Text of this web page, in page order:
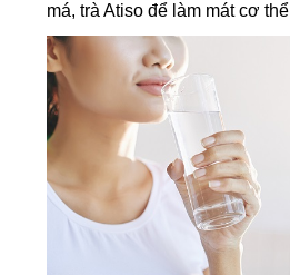
má, trà Atiso để làm mát cơ thể